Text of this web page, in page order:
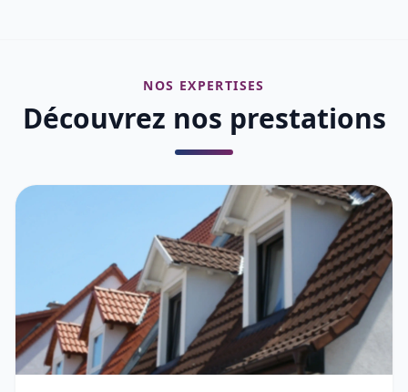
NOS EXPERTISES
Découvrez nos prestations